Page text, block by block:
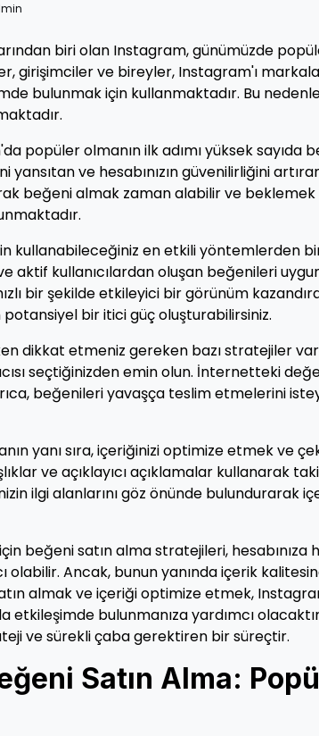
biri olan Instagram, günümüzde
girişimciler ve bireyler, Instagram'ı
bulunmak için kullanmaktadır. Bu
popüler olmanın ilk adımı yüksek sayıda
yansıtan ve hesabınızın güvenilirliğini
beğeni almak zaman alabilir ve
kullanabileceğiniz en etkili yöntemlerden
aktif kullanıcılardan oluşan beğenileri
bir şekilde etkileyici bir görünüm
bir itici güç oluşturabilirsiniz.
dikkat etmeniz gereken bazı stratejiler
seçtiğinizden emin olun. İnternetteki
beğenileri yavaşça teslim etmelerini
yanı sıra, içeriğinizi optimize etmek ve
ve açıklayıcı açıklamalar kullanarak
ilgi alanlarını göz önünde bulundurarak
beğeni satın alma stratejileri, hesabınıza
olabilir. Ancak, bunun yanında içerik
almak ve içeriği optimize etmek,
etkileşimde bulunmanıza yardımcı
ve sürekli çaba gerektiren bir süreçtir.
Satın Alma: